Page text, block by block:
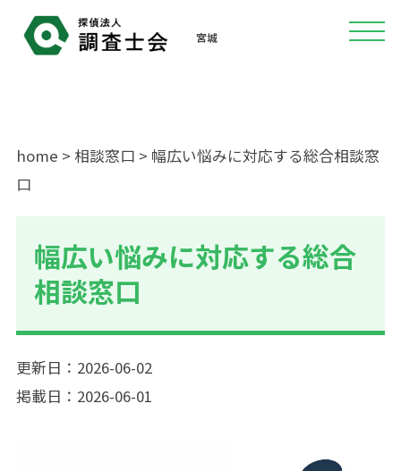
宮城
home > 相談窓口 > 幅広い悩みに対応する総合相談窓
口
幅広い悩みに対応する総合
相談窓口
更新日：2026-06-02
掲載日：2026-06-01